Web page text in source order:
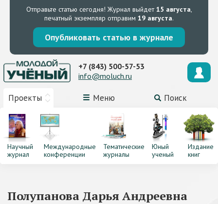
Отправьте статью сегодня! Журнал выйдет15 августа,
печатный экземпляр отправим 19 августа.
Опубликовать статью в журнале
Проекты Меню Поиск
+7 (843) 500-57-53
info@moluch.ru
Научный
журнал
Международные
конференции
Тематические
журналы
Юный
ученый
Издание
книг
Полупанова Дарья Андреевна